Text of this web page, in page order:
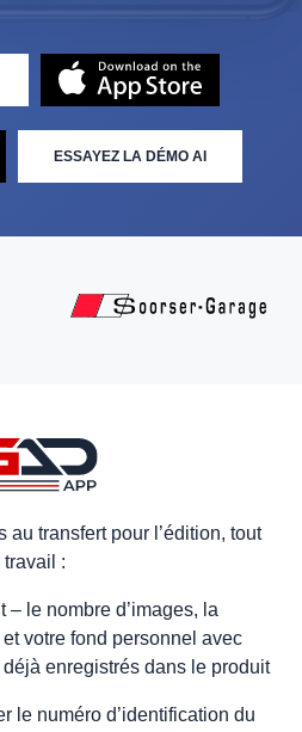
ESSAYEZ LA DÉMO AI
au transfert pour l’édition, tout
:
le nombre d’images, la
votre fond personnel avec
enregistrés dans le produit
le numéro d’identification du